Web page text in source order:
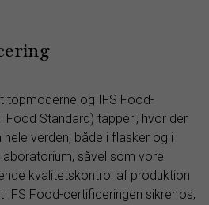
topmoderne og IFS Food-
Standard) tapperi, hvor der
verden, både i flasker og i
såvel som vore
kvalitetskontrol af produktion
IFS Food-certificeringen sikrer os,